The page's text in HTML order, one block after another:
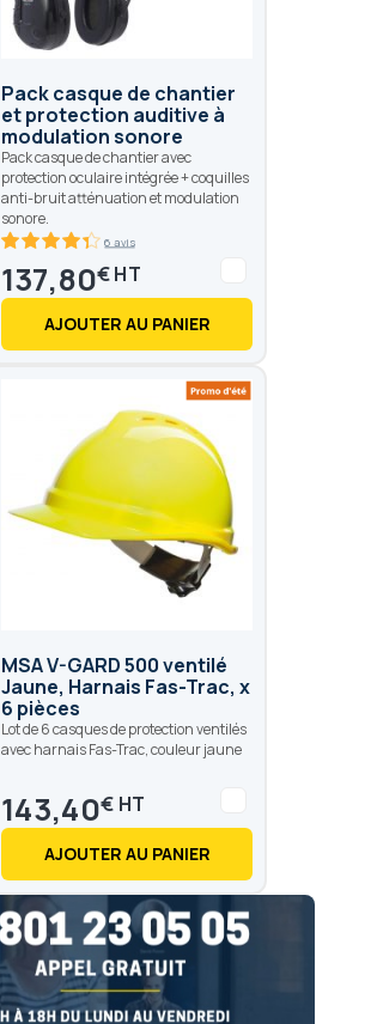
Pack casque de chantier
et protection auditive à
modulation sonore
Pack casque de chantier avec
protection oculaire intégrée + coquilles
anti-bruit atténuation et modulation
sonore.
6 avis
137,80€
AJOUTER AU PANIER
MSA V-GARD 500 ventilé
Jaune, Harnais Fas-Trac, x
6 pièces
Lot de 6 casques de protection ventilés
avec harnais Fas-Trac, couleur jaune
143,40€
AJOUTER AU PANIER